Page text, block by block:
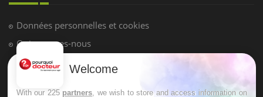
Données personnelles et cookies
Qui sommes-nous
Conditions d'utilisation
Welcome
With our 225 partners , we wish to store and access information on